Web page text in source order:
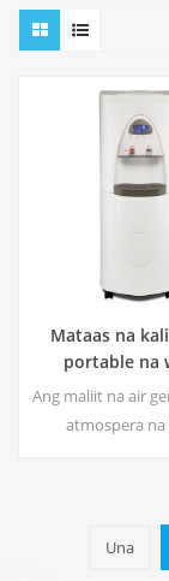
Mataas na
portable na
generator mula
Ang maliit na air
atmospera
inuming tubig.Hot
na dalisay na
Una